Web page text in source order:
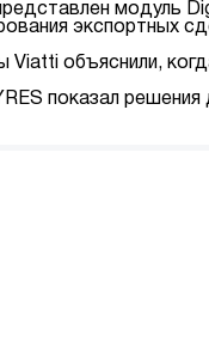
модуль
экспортных
Viatti объяснили,
показал решения